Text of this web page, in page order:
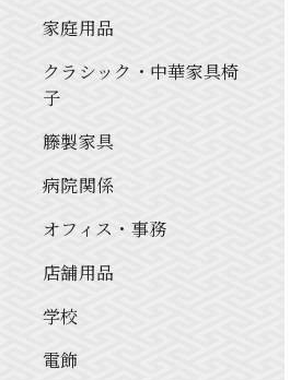
家庭用品
クラシック・中華家具椅
子
籐製家具
病院関係
オフィス・事務
店舗用品
学校
電飾